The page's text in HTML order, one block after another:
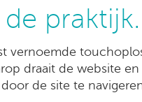
de praktijk.
vernoemde
draait de website
de site te